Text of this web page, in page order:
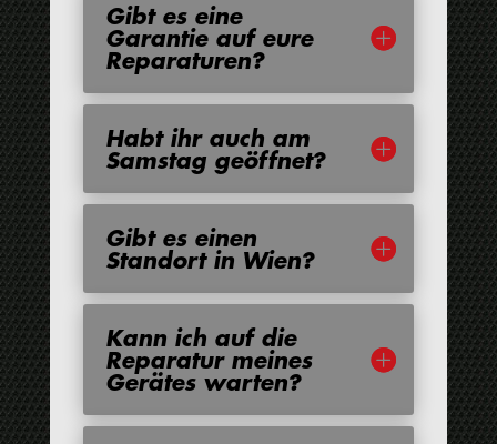
Gibt es eine
Garantie auf eure
Reparaturen?
Habt ihr auch am
Samstag geöffnet?
Gibt es einen
Standort in Wien?
Kann ich auf die
Reparatur meines
Gerätes warten?